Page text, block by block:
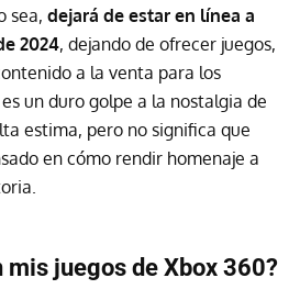
sea, dejará de estar en línea a
2024, dejando de ofrecer juegos,
a la venta para los
un duro golpe a la nostalgia de
estima, pero no significa que
en cómo rendir homenaje a
mis juegos de Xbox 360?